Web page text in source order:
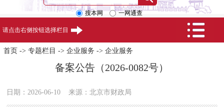
搜本网 一网通查
请点击右侧按钮选择栏目
首页 -> 专题栏目 -> 企业服务 -> 企业服务
备案公告（2026-0082号）
日期：2026-06-10 来源：北京市财政局